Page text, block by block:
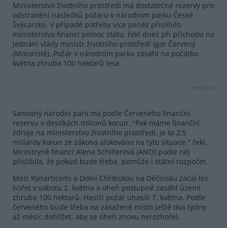
Ministerstvo životního prostředí má dostatečné rezervy pro
odstranění následků požáru v národním parku České
Švýcarsko. V případě potřeby více peněz přislíbilo
ministerstvo financí pomoc státu, řekl dnes při příchodu na
jednání vlády ministr životního prostředí Igor Červený
(Motoristé). Požár v národním parku zasáhl na počátku
května zhruba 100 hektarů lesa.
reklama
Samotný národní park má podle Červeného finanční
rezervu v desítkách milionů korun. "Pak máme finanční
zdroje na ministerstvu životního prostředí, je to 2,5
miliardy korun ze zákona alokováno na tyto situace," řekl.
Ministryně financí Alena Schillerová (ANO) podle něj
přislíbila, že pokud bude třeba, pomůže i státní rozpočet.
Mezi Rynarticemi a Dolní Chřibskou na Děčínsku začal les
hořet v sobotu 2. května a oheň postupně zasáhl území
zhruba 100 hektarů. Hasiči požár uhasili 7. května. Podle
červeného bude třeba na zasažené místo ještě dva týdny
až měsíc dohlížet, aby se oheň znovu nerozhořel.